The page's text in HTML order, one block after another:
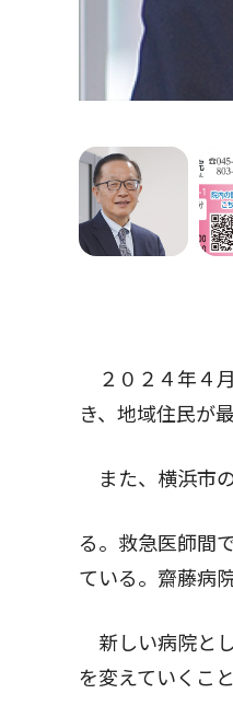
２０２４年４
き、地域住民が
また、横浜市
る。救急医師間
ている。齋藤病
新しい病院と
を変えていくこ